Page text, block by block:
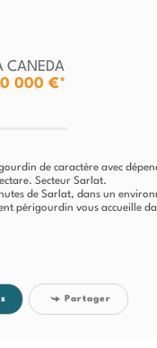
CANEDA
000 €*
de caractère avec
Secteur Sarlat.
de Sarlat, dans un
périgourdin vous accueille
Partager